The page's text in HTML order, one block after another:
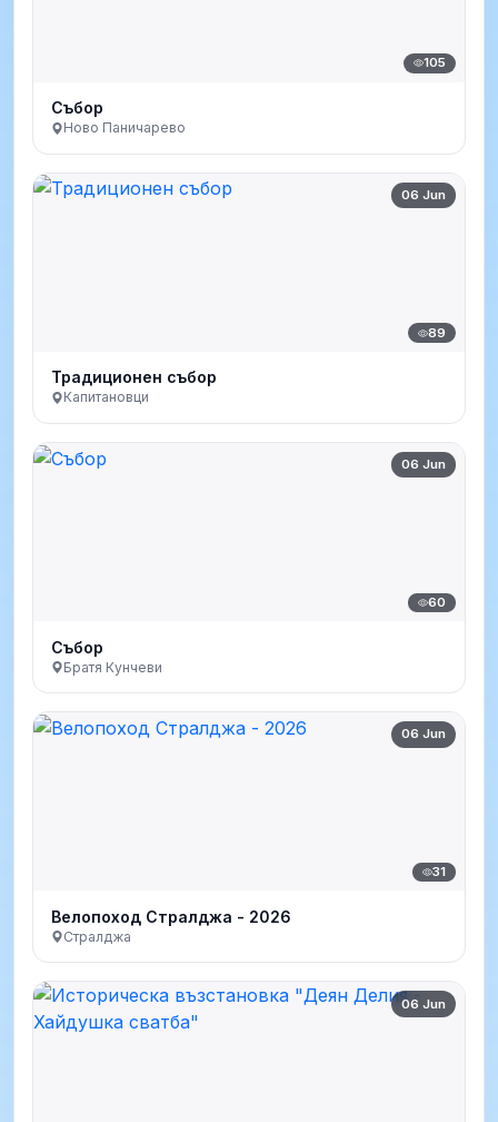
105
Събор
Ново Паничарево
06 Jun
89
Традиционен събор
Капитановци
06 Jun
60
Събор
Братя Кунчеви
06 Jun
31
Велопоход Стралджа - 2026
Стралджа
06 Jun